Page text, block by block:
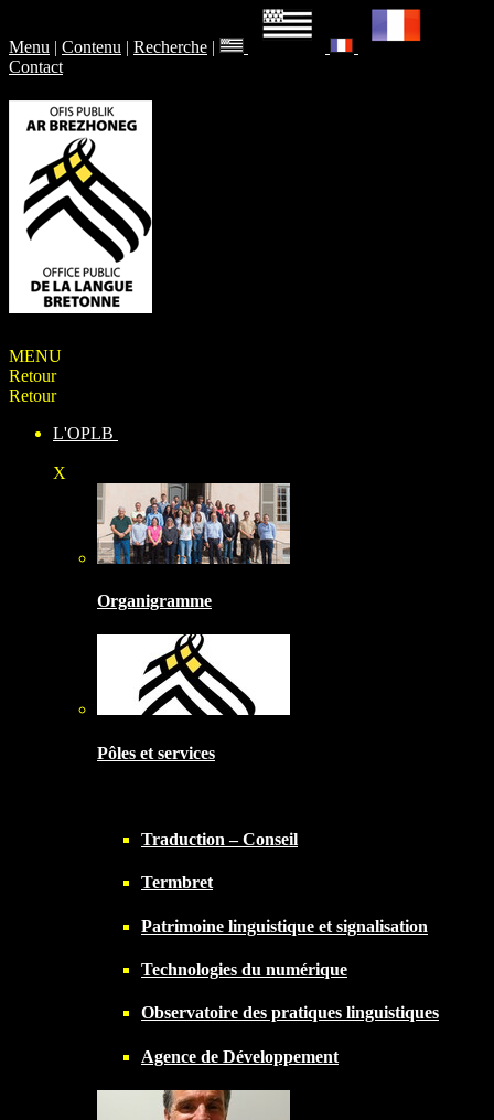
Menu | Contenu | Recherche |
Contact
MENU
Retour
Retour
L'OPLB
X
Organigramme
Pôles et services
Traduction – Conseil
Termbret
Patrimoine linguistique et signalisation
Technologies du numérique
Observatoire des pratiques linguistiques
Agence de Développement